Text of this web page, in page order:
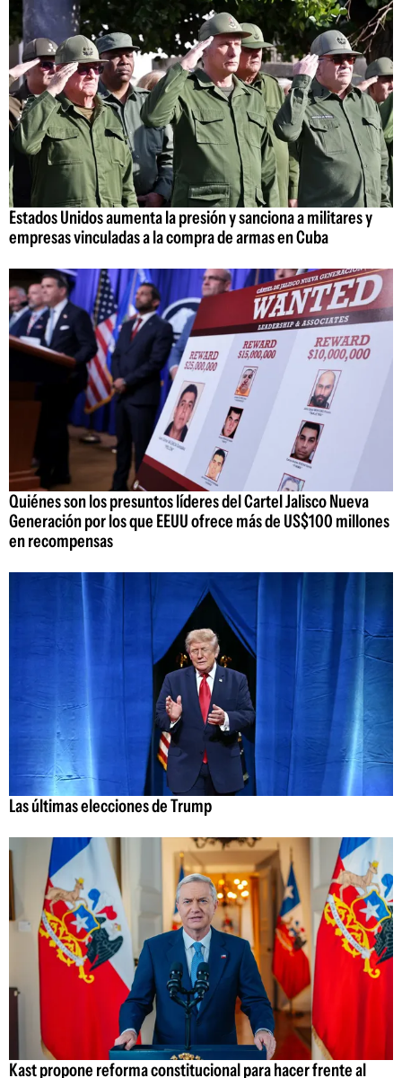
Estados Unidos aumenta la presión y sanciona a militares y
empresas vinculadas a la compra de armas en Cuba
Quiénes son los presuntos líderes del Cartel Jalisco Nueva
Generación por los que EEUU ofrece más de US$100 millones
en recompensas
Las últimas elecciones de Trump
Kast propone reforma constitucional para hacer frente al